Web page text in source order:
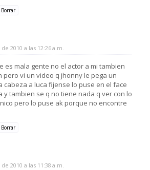
Borrar
2010 a las 12:26 a.m.
es mala gente no el actor a mi tambien
pero vi un video q jhonny le pega un
cabeza a luca fijense lo puse en el face
y tambien se q no tiene nada q ver con lo
pero lo puse ak porque no encontre
Borrar
2010 a las 11:38 a.m.